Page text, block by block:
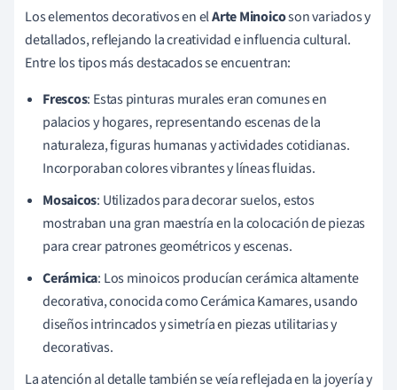
Los elementos decorativos en elArte Minoicoson variados y
detallados, reflejando la creatividad e influencia cultural.
Entre los tipos más destacados se encuentran:
Frescos: Estas pinturas murales eran comunes en
palacios y hogares, representando escenas de la
naturaleza, figuras humanas y actividades cotidianas.
Incorporaban colores vibrantes y líneas fluidas.
Mosaicos: Utilizados para decorar suelos, estos
mostraban una gran maestría en la colocación de piezas
para crear patrones geométricos y escenas.
Cerámica: Los minoicos producían cerámica altamente
decorativa, conocida como Cerámica Kamares, usando
diseños intrincados y simetría en piezas utilitarias y
decorativas.
La atención al detalle también se veía reflejada en la joyería y